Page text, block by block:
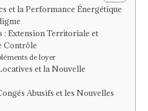
et la Performance Énergétique
: Extension Territoriale et
Contrôle
de loyer
et la Nouvelle
Abusifs et les Nouvelles